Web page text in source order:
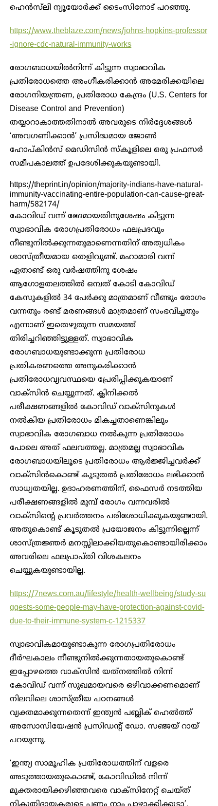
ഹെന്‍സ്‌ലി ന്യൂയോര്‍ക്ക് ടൈംസിനോട് പറഞ്ഞു.
https://www.theblaze.com/news/johns-hopkins-professor
-ignore-cdc-natural-immunity-works
രോഗബാധയില്‍നിന്ന് കിട്ടുന്ന സ്വാഭാവിക
പ്രതിരോധത്തെ അംഗീകരിക്കാന്‍ അമേരിക്കയിലെ
രോഗനിയന്ത്രണ, പ്രതിരോധ കേന്ദ്രം (U.S. Centers for
Disease Control and Prevention)
തയ്യാറാകാത്തതിനാല്‍ അവരുടെ നിര്‍ദ്ദേശങ്ങള്‍
‘അവഗണിക്കാന്‍’ പ്രസിദ്ധമായ ജോൺ
ഹോപ്കിന്‍സ് മെഡിസിന്‍ സ്‌കൂളിലെ ഒരു പ്രഫസര്‍
സമീപകാലത്ത് ഉപദേശിക്കുകയുണ്ടായി.
https://theprint.in/opinion/majority-indians-have-natural-
immunity-vaccinating-entire-population-can-cause-great-
harm/582174/
കോവിഡ് വന്ന് ഭേദമായതിനുശേഷം കിട്ടുന്ന
സ്വാഭാവിക രോഗപ്രതിരോധം ഫലപ്രദവും
നീണ്ടുനില്‍ക്കുന്നതുമാണെന്നതിന് അത്യധികം
ശാസ്ത്രീയമായ തെളിവുണ്ട്. മഹാമാരി വന്ന്
ഏതാണ്ട് ഒരു വര്‍ഷത്തിനു ശേഷം
ആഗോളതലത്തില്‍ ഒമ്പത് കോടി കോവിഡ്
കേസുകളില്‍ 34 പേര്‍ക്കു മാത്രമാണ് വീണ്ടും രോഗം
വന്നതും രണ്ട് മരണങ്ങള്‍ മാത്രമാണ് സംഭവിച്ചതും
എന്നാണ് ഇതെഴുതുന്ന സമയത്ത്
തിരിച്ചറിഞ്ഞിട്ടുള്ളത്. സ്വാഭാവിക
രോഗബാധയുണ്ടാക്കുന്ന പ്രതിരോധ
പ്രതികരണത്തെ അനുകരിക്കാന്‍
പ്രതിരോധവ്യവസ്ഥയെ പ്രേരിപ്പിക്കുകയാണ്
വാക്‌സിന്‍ ചെയ്യുന്നത്. ക്ലിനിക്കല്‍
പരീക്ഷണങ്ങളില്‍ കോവിഡ് വാക്‌സിനുകള്‍
നല്‍കിയ പ്രതിരോധം മികച്ചതാണെങ്കിലും
സ്വാഭാവിക രോഗബാധ നല്‍കുന്ന പ്രതിരോധം
പോലെ അത് ഫലവത്തല്ല. മാത്രമല്ല സ്വാഭാവിക
രോഗബാധയിലൂടെ പ്രതിരോധം ആര്‍ജ്ജിച്ചവര്‍ക്ക്
വാക്‌സിന്‍കൊണ്ട് കൂടുതല്‍ പ്രതിരോധം ലഭിക്കാന്‍
സാധ്യതയില്ല. ഉദാഹരണത്തിന്, ഫൈസര്‍ നടത്തിയ
പരീക്ഷണങ്ങളില്‍ മുമ്പ് രോഗം വന്നവരില്‍
വാക്‌സിന്റെ പ്രവര്‍ത്തനം പരിശോധിക്കുകയുണ്ടായി.
അതുകൊണ്ട് കൂടുതല്‍ പ്രയോജനം കിട്ടുന്നില്ലെന്ന്
ശാസ്ത്രജ്ഞര്‍ മനസ്സിലാക്കിയതുകൊണ്ടായിരിക്കാം
അവരിലെ ഫലപ്രാപ്തി വിശകലനം
ചെയ്യുകയുണ്ടായില്ല.
https://7news.com.au/lifestyle/health-wellbeing/study-su
ggests-some-people-may-have-protection-against-covid-
due-to-their-immune-system-c-1215337
സ്വാഭാവികമായുണ്ടാകുന്ന രോഗപ്രതിരോധം
ദീര്‍ഘകാലം നീണ്ടുനില്‍ക്കുന്നതായതുകൊണ്ട്
ഇപ്പോഴത്തെ വാക്‌സിന്‍ യത്‌നത്തില്‍ നിന്ന്
കോവിഡ് വന്ന് സുഖമായവരെ ഒഴിവാക്കണമൊണ്
നിലവിലെ ശാസ്ത്രീയ പഠനങ്ങള്‍
വ്യക്തമാക്കുന്നതെന്ന് ഇന്ത്യന്‍ പബ്ലിക് ഹെല്‍ത്ത്
അസോസിയേഷന്‍ പ്രസിഡന്റ് ഡോ. സഞ്ജയ് റായ്
പറയുന്നു.
‘ഇന്ത്യ സാമൂഹിക പ്രതിരോധത്തിന് വളരെ
അടുത്തായതുകൊണ്ട്, കോവിഡില്‍ നിന്ന്
മുക്തരായിക്കഴിഞ്ഞവരെ വാക്‌സിനേറ്റ് ചെയ്ത്